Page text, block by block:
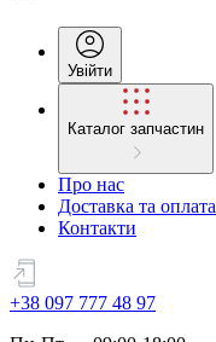
Увійти
Каталог запчастин
Про нас
Доставка та оплата
Контакти
+38 097 777 48 97